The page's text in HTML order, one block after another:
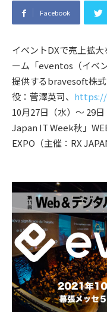
Facebook
イベントDXで売上拡
ーム「eventos（イベン
提供するbravesoft株
役：菅澤英司、
10月27日（水）～ 29
Japan IT Week秋」
EXPO（主催：RX